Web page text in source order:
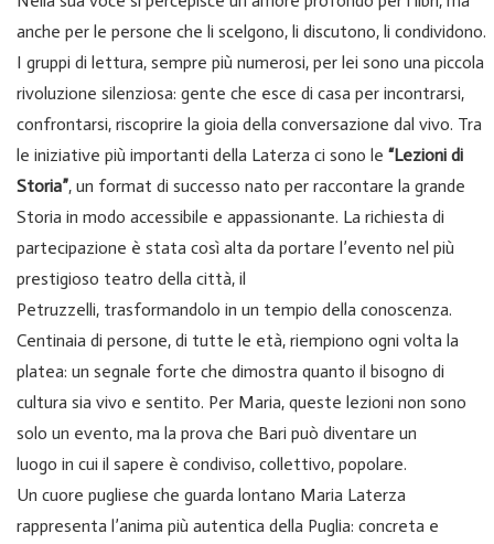
anche per le persone che li scelgono, li discutono, li condividono.
I gruppi di lettura, sempre più numerosi, per lei sono una piccola
rivoluzione silenziosa: gente che esce di casa per incontrarsi,
confrontarsi, riscoprire la gioia della conversazione dal vivo. Tra
le iniziative più importanti della Laterza ci sono le “Lezioni di
Storia”, un format di successo nato per raccontare la grande
Storia in modo accessibile e appassionante. La richiesta di
partecipazione è stata così alta da portare l’evento nel più
prestigioso teatro della città, il
Petruzzelli, trasformandolo in un tempio della conoscenza.
Centinaia di persone, di tutte le età, riempiono ogni volta la
platea: un segnale forte che dimostra quanto il bisogno di
cultura sia vivo e sentito. Per Maria, queste lezioni non sono
solo un evento, ma la prova che Bari può diventare un
luogo in cui il sapere è condiviso, collettivo, popolare.
Un cuore pugliese che guarda lontano Maria Laterza
rappresenta l’anima più autentica della Puglia: concreta e